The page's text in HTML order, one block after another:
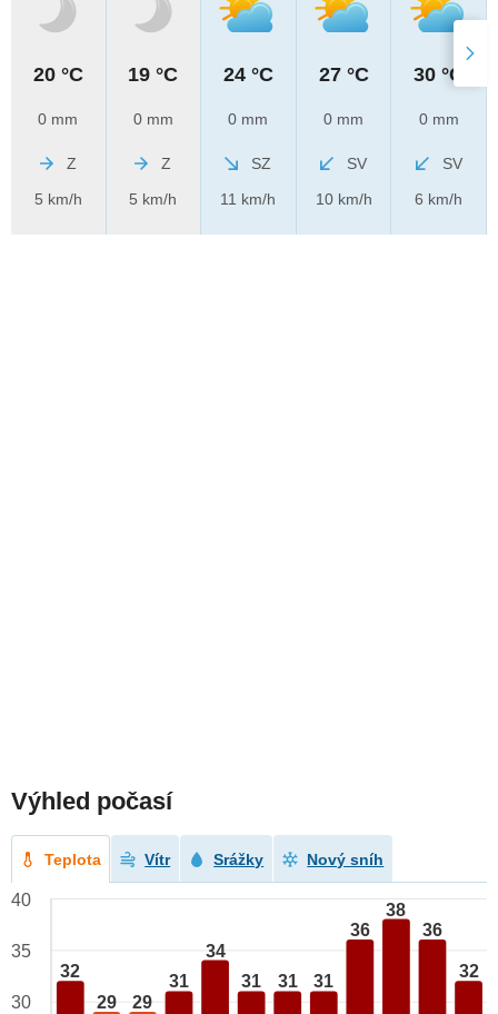
20 °C
0 mm
Z
5 km/h
19 °C
0 mm
Z
5 km/h
24 °C
0 mm
SZ
11 km/h
27 °C
0 mm
SV
10 km/h
30 °C
0 mm
SV
6 km/h
Výhled počasí
Teplota Vítr Srážky Nový sníh
32
29 29
31
34
31 31 31
36
38
36
32
40
35
30